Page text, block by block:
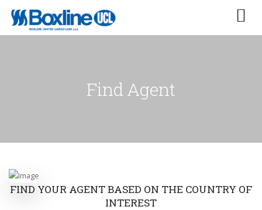
Find Agent
FIND YOUR AGENT BASED ON THE COUNTRY OF
INTEREST